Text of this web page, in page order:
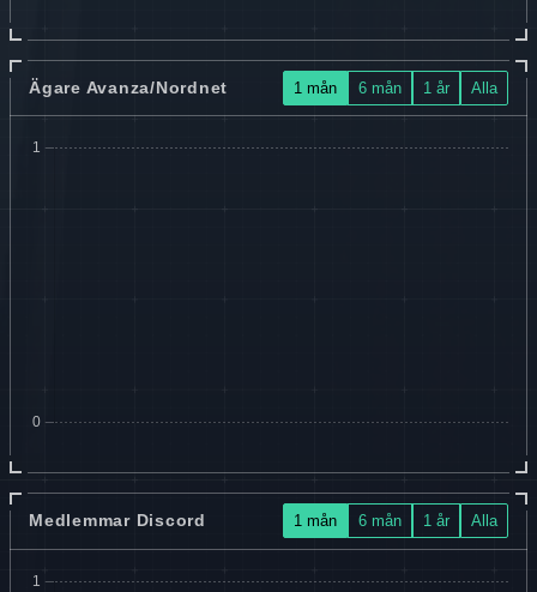
Ägare Avanza/Nordnet 1 mån 6 mån 1 år Alla
Medlemmar Discord 1 mån 6 mån 1 år Alla